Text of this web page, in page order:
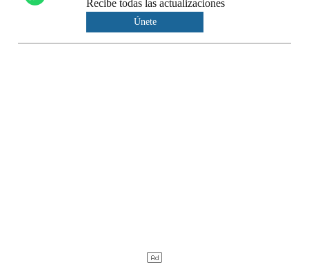
Recibe todas las actualizaciones
Únete